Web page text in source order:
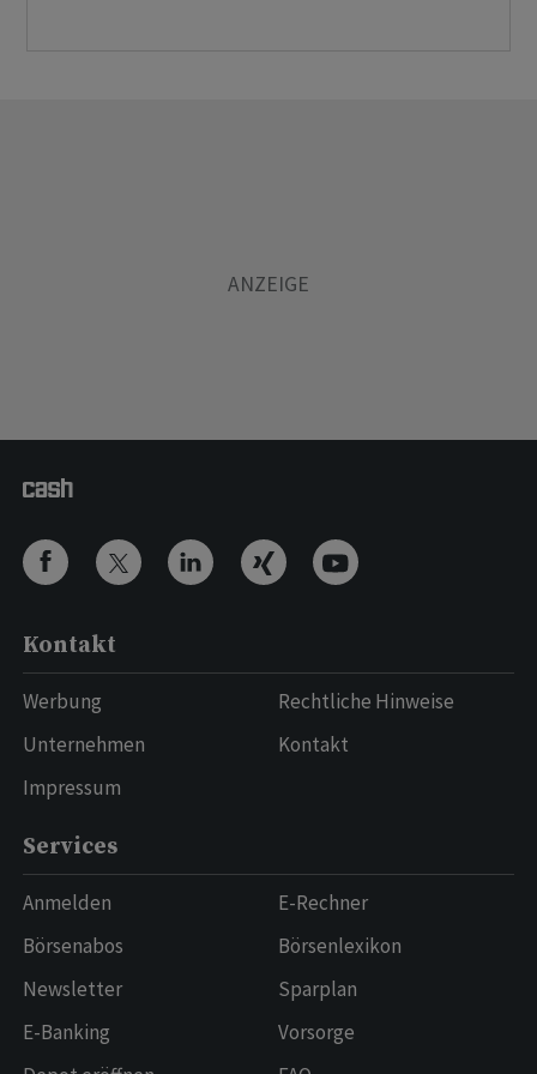
Kontakt
Werbung
Unternehmen
Impressum
Rechtliche Hinweise
Kontakt
Services
Anmelden
Börsenabos
Newsletter
E-Banking
E-Rechner
Börsenlexikon
Sparplan
Vorsorge